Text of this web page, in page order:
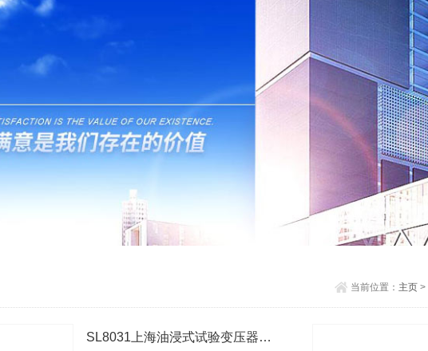
当前位置： 主页>
SL8031上海油浸式试验变压器厂家